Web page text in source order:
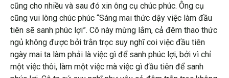
cũng cho nhiều và sau đó xin ông cụ chúc phúc. Ông cụ
cũng vui lòng chúc phúc “Sáng mai thức dậy việc làm đầu
tiên sẽ sanh phúc lợi”. Cô này mừng lắm, cả đêm thao thức
ngủ không được bởi trằn trọc suy nghĩ coi việc đầu tiên
ngày mai ta làm phải là việc gì để sanh phúc lợi, bởi vì chỉ
một việc thôi, làm một việc mà việc gì đầu tiên để sanh